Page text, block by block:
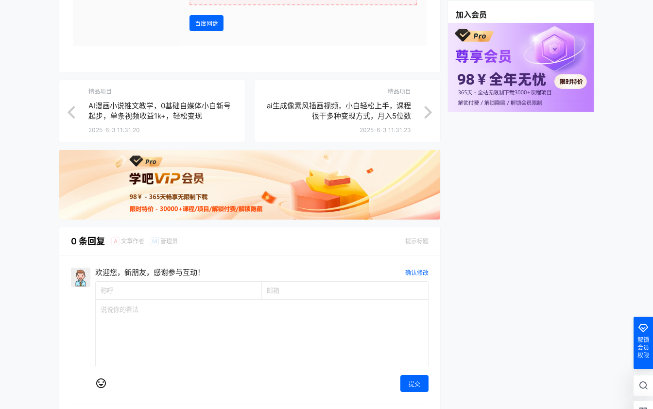
百度网盘
精品项目
AI漫画小说推文教学，0基础自媒体小白新号
起步，单条视频收益1k+，轻松变现
2025-6-3 11:31:20
精品项目
ai生成像素风插画视频，小白轻松上手，课程
很干多种变现方式，月入5位数
2025-6-3 11:31:23
0 条回复 A 文章作者 M 管理员 提示标题
欢迎您，新朋友，感谢参与互动！ 确认修改
提交
加入会员
解锁
会员
权限